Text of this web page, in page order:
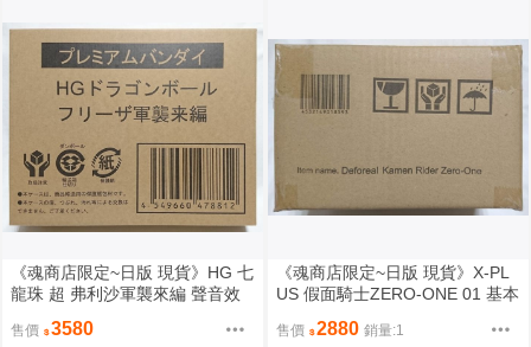
《魂商店限定~日版 現貨》HG 七
龍珠 超 弗利沙軍襲來編 聲音效
（全新未拆封）
售價 3580
《魂商店限定~日版 現貨》X-PL
US 假面騎士ZERO-ONE 01 基本
售價 2880 銷量:1